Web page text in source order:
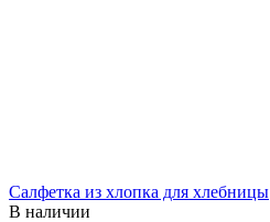
Салфетка из хлопка для хлебницы
В наличии